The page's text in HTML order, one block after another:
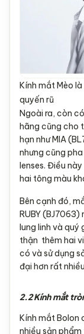
Kính mắt Mèo
quyến rũ
Ngoài ra, còn
hãng cũng cho
hạn như MIA
nhưng cũng
lenses. Điều
hai tông màu
Bên cạnh đó,
RUBY
lung linh và quý
thận thêm hai
có và sử dụng
đại hơn rất
2.2 Kính mắt
Kính mắt Bolon
nhiều sản phẩm